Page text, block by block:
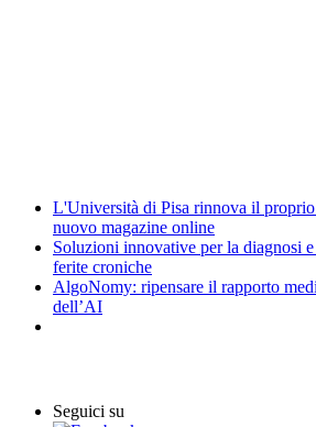
L'Università di Pisa rinnova il
nuovo magazine online
Soluzioni innovative per la diagnosi
ferite croniche
AlgoNomy: ripensare il rapporto
dell’AI
Seguici su